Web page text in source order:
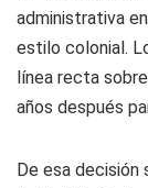
administrativa
estilo colonial.
línea recta
años después
De esa decisión